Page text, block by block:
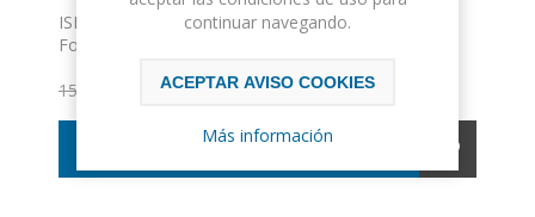
ISBN: 978-84-934591-7-8
Formato: 17 x 24
15,00€ IVA incluido 14,25€ IVA incluido
continuar navegando.
ACEPTAR AVISO COOKIES
Más información